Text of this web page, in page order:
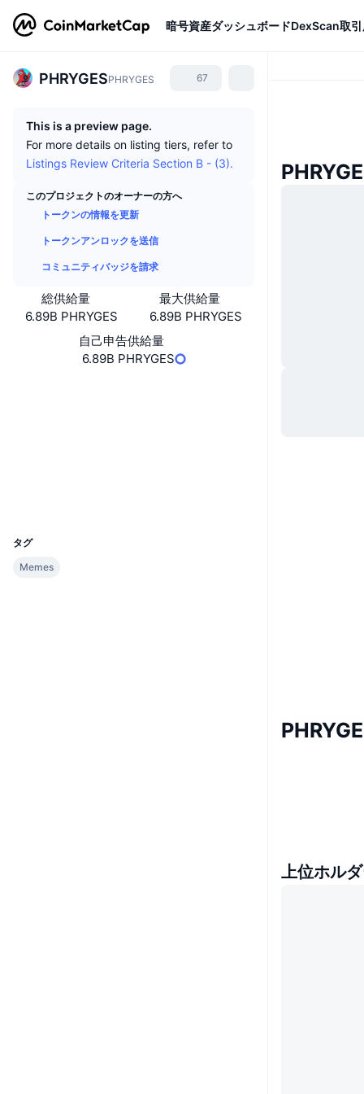
暗号資産ダッシュボードDexScan取
PHRYGESPHRYGES 67
This is a preview page.
For more details on listing tiers, refer to
Listings Review Criteria Section B - (3).
このプロジェクトのオーナーの方へ
トークンの情報を更新
トークンアンロックを送信
コミュニティバッジを請求
総供給量
6.89B PHRYGES
最大供給量
6.89B PHRYGES
自己申告供給量
6.89B PHRYGES
タグ
Memes
上位ホル